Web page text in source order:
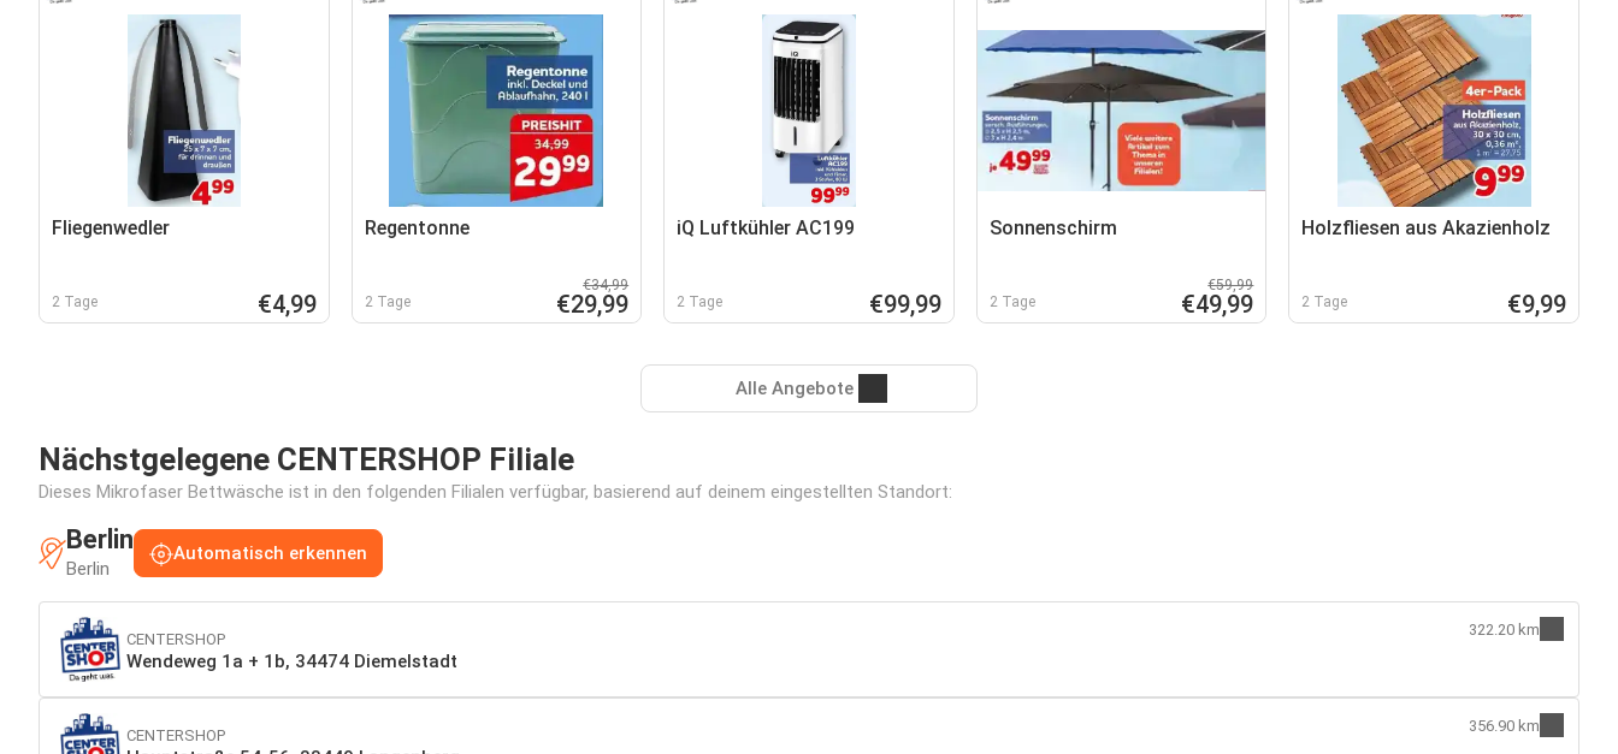
Fliegenwedler
2 Tage €4,99
Regentonne
2 Tage
€34,99
€29,99
iQ Luftkühler AC199
2 Tage €99,99
Sonnenschirm
2 Tage
€59,99
€49,99
Holzfliesen aus Akazienholz
2 Tage €9,99
Alle Angebote
Nächstgelegene CENTERSHOP Filiale
Dieses Mikrofaser Bettwäsche ist in den folgenden Filialen verfügbar, basierend auf deinem eingestellten Standort:
Berlin
Berlin
Automatisch erkennen
CENTERSHOP
Wendeweg 1a + 1b, 34474 Diemelstadt
322.20 km
CENTERSHOP
356.90 km